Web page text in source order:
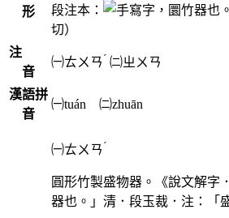
形
段注本：
，圜竹器也
切）
注
音
㈠ㄊㄨㄢ ˊ ㈡ㄓㄨㄢ
漢語拼
音
㈠tuán ㈡zhuān
㈠ㄊㄨㄢ ˊ
圓形竹製盛物器。《說文解字
器也。」清．段玉裁．注：「